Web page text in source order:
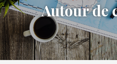
Autour de